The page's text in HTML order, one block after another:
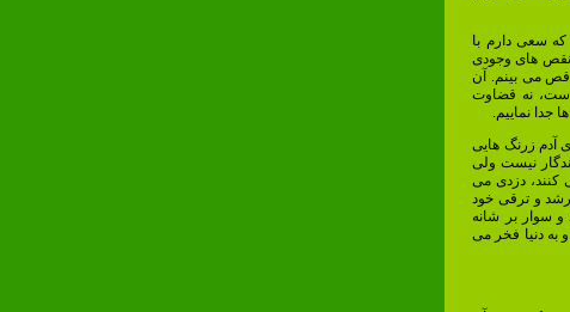
سعی دارم با
نقص های وجودی
می بینم. آن
است، نه قضاوت
نماییم.
ی آدم زرنگ هایی
نیست ولی
کنند، دزدی می
رشد و ترقی خود
و سوار بر شانه
به دنیا فخر می